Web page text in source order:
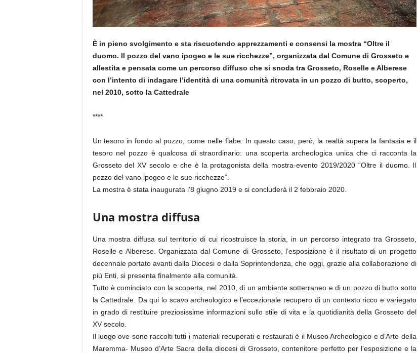
È in pieno svolgimento e sta riscuotendo apprezzamenti e consensi la mostra “Oltre il
duomo. Il pozzo del vano ipogeo e le sue ricchezze”, organizzata dal Comune di Grosseto e
allestita e pensata come un percorso diffuso che si snoda tra Grosseto, Roselle e Alberese
con l’intento di indagare l’identità di una comunità ritrovata in un pozzo di butto, scoperto,
nel 2010, sotto la Cattedrale
****
Un tesoro in fondo al pozzo, come nelle fiabe. In questo caso, però, la realtà supera la fantasia e il
tesoro nel pozzo è qualcosa di straordinario: una scoperta archeologica unica che ci racconta la
Grosseto del XV secolo e che è la protagonista della mostra-evento 2019/2020 “Oltre il duomo. Il
pozzo del vano ipogeo e le sue ricchezze”.
La mostra è stata inaugurata l’8 giugno 2019 e si concluderà il 2 febbraio 2020.
Una mostra diffusa
Una mostra diffusa sul territorio di cui ricostruisce la storia, in un percorso integrato tra Grosseto,
Roselle e Alberese. Organizzata dal Comune di Grosseto, l’esposizione è il risultato di un progetto
decennale portato avanti dalla Diocesi e dalla Soprintendenza, che oggi, grazie alla collaborazione di
più Enti, si presenta finalmente alla comunità.
Tutto è cominciato con la scoperta, nel 2010, di un ambiente sotterraneo e di un pozzo di butto sotto
la Cattedrale. Da qui lo scavo archeologico e l’eccezionale recupero di un contesto ricco e variegato
in grado di restituire preziosissime informazioni sullo stile di vita e la quotidianità della Grosseto del
XV secolo.
Il luogo ove sono raccolti tutti i materiali recuperati e restaurati è il Museo Archeologico e d’Arte della
Maremma- Museo d’Arte Sacra della diocesi di Grosseto, contenitore perfetto per l’esposizione e la